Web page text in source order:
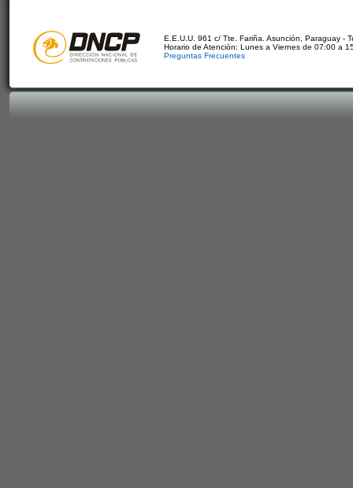
E.E.U.U. 961 c/ Tte. Fariña. Asunción, Paraguay -
Horario de Atención: Lunes a Viernes de 07:00 a
Preguntas Frecuentes